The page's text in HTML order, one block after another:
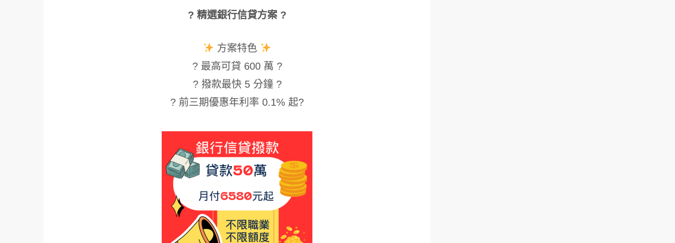
? 精選銀行信貸方案 ?
方案特色
? 最高可貸 600 萬 ?
? 撥款最快 5 分鐘 ?
? 前三期優惠年利率 0.1% 起?